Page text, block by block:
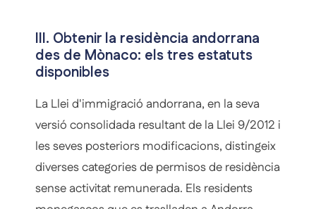
III. Obtenir la residència andorrana
des de Mònaco: els tres estatuts
disponibles
La Llei d'immigració andorrana, en la seva
versió consolidada resultant de la Llei 9/2012 i
les seves posteriors modificacions, distingeix
diverses categories de permisos de residència
sense activitat remunerada. Els residents